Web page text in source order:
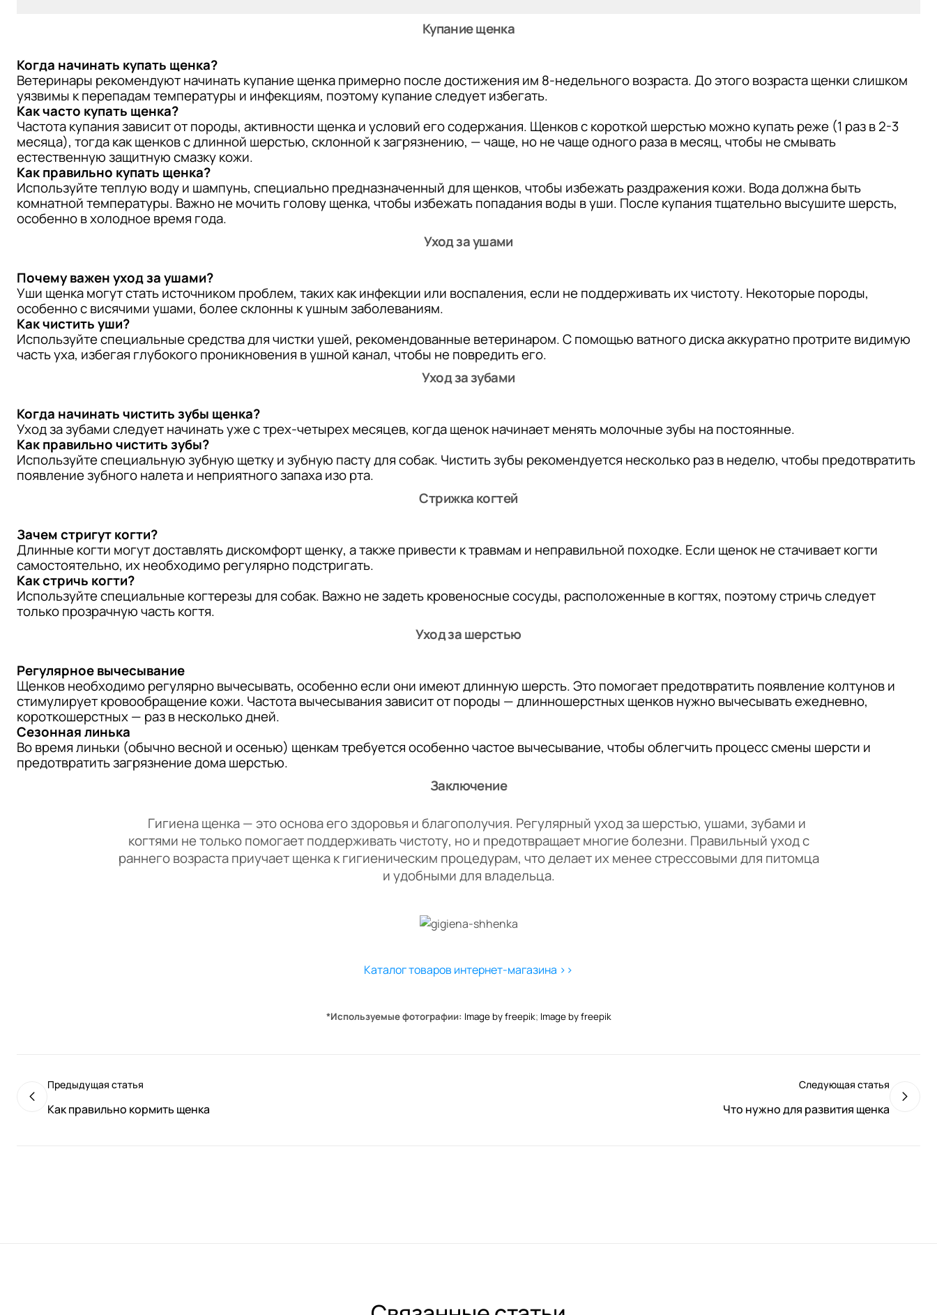
Купание щенка
Когда начинать купать щенка?
Ветеринары рекомендуют начинать купание щенка примерно после достижения им 8-недельного возраста. До этого возраста щенки слишком
уязвимы к перепадам температуры и инфекциям, поэтому купание следует избегать.
Как часто купать щенка?
Частота купания зависит от породы, активности щенка и условий его содержания. Щенков с короткой шерстью можно купать реже (1 раз в 2-3
месяца), тогда как щенков с длинной шерстью, склонной к загрязнению, — чаще, но не чаще одного раза в месяц, чтобы не смывать
естественную защитную смазку кожи.
Как правильно купать щенка?
Используйте теплую воду и шампунь, специально предназначенный для щенков, чтобы избежать раздражения кожи. Вода должна быть
комнатной температуры. Важно не мочить голову щенка, чтобы избежать попадания воды в уши. После купания тщательно высушите шерсть,
особенно в холодное время года.
Уход за ушами
Почему важен уход за ушами?
Уши щенка могут стать источником проблем, таких как инфекции или воспаления, если не поддерживать их чистоту. Некоторые породы,
особенно с висячими ушами, более склонны к ушным заболеваниям.
Как чистить уши?
Используйте специальные средства для чистки ушей, рекомендованные ветеринаром. С помощью ватного диска аккуратно протрите видимую
часть уха, избегая глубокого проникновения в ушной канал, чтобы не повредить его.
Уход за зубами
Когда начинать чистить зубы щенка?
Уход за зубами следует начинать уже с трех-четырех месяцев, когда щенок начинает менять молочные зубы на постоянные.
Как правильно чистить зубы?
Используйте специальную зубную щетку и зубную пасту для собак. Чистить зубы рекомендуется несколько раз в неделю, чтобы предотвратить
появление зубного налета и неприятного запаха изо рта.
Стрижка когтей
Зачем стригут когти?
Длинные когти могут доставлять дискомфорт щенку, а также привести к травмам и неправильной походке. Если щенок не стачивает когти
самостоятельно, их необходимо регулярно подстригать.
Как стричь когти?
Используйте специальные когтерезы для собак. Важно не задеть кровеносные сосуды, расположенные в когтях, поэтому стричь следует
только прозрачную часть когтя.
Уход за шерстью
Регулярное вычесывание
Щенков необходимо регулярно вычесывать, особенно если они имеют длинную шерсть. Это помогает предотвратить появление колтунов и
стимулирует кровообращение кожи. Частота вычесывания зависит от породы — длинношерстных щенков нужно вычесывать ежедневно,
короткошерстных — раз в несколько дней.
Сезонная линька
Во время линьки (обычно весной и осенью) щенкам требуется особенно частое вычесывание, чтобы облегчить процесс смены шерсти и
предотвратить загрязнение дома шерстью.
Заключение
Гигиена щенка — это основа его здоровья и благополучия. Регулярный уход за шерстью, ушами, зубами и
когтями не только помогает поддерживать чистоту, но и предотвращает многие болезни. Правильный уход с
раннего возраста приучает щенка к гигиеническим процедурам, что делает их менее стрессовыми для питомца
и удобными для владельца.
Каталог товаров интернет-магазина >>
*Используемые фотографии: Image by freepik; Image by freepik
Предыдущая статья
Как правильно кормить щенка
Следующая статья
Что нужно для развития щенка